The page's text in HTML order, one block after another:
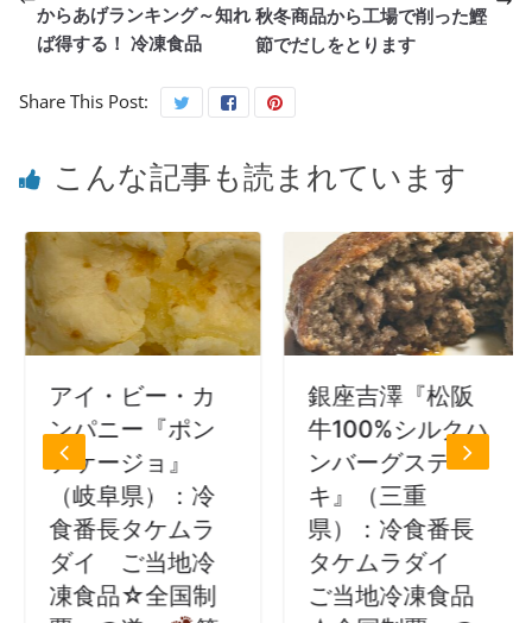
からあげランキング～知れ
ば得する！ 冷凍食品
秋冬商品から工場で削った鰹
節でだしをとります
Share This Post:
こんな記事も読まれています
アイ・ビー・カ
ンパニー『ポン
デケージョ』
（岐阜県）：冷
食番長タケムラ
ダイ ご当地冷
凍食品☆全国制
銀座吉澤『松阪
牛100%シルクハ
ンバーグステー
キ』（三重
県）：冷食番長
タケムラダイ
ご当地冷凍食品